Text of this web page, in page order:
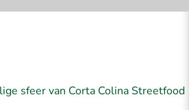
sfeer van Corta Colina Streetfood